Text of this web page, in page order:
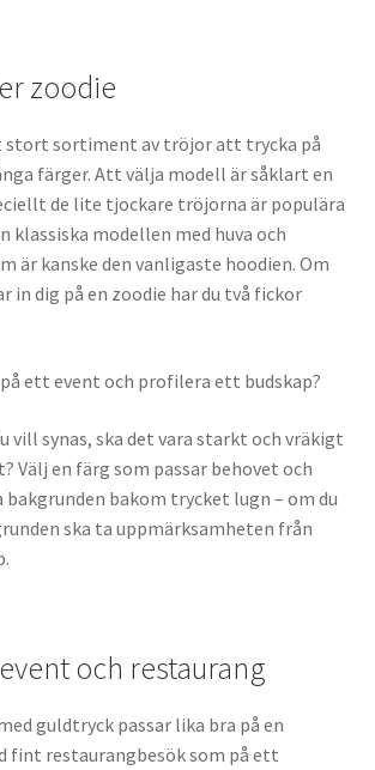
zoodie
stort sortiment av tröjor att trycka på
färger. Att välja modell är såklart en
de lite tjockare tröjorna är populära
klassiska modellen med huva och
är kanske den vanligaste hoodien. Om
in dig på en zoodie har du två fickor
ett event och profilera ett budskap?
vill synas, ska det vara starkt och vräkigt
Välj en färg som passar behovet och
bakom trycket lugn – om du
ska ta uppmärksamheten från
och restaurang
guldtryck passar lika bra på en
fint restaurangbesök som på ett